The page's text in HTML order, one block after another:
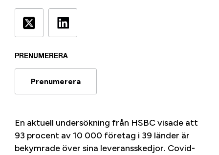
PRENUMERERA
Prenumerera
En aktuell undersökning från HSBCvisade att
93 procent av 10 000 företag i 39 länder är
bekymrade över sina leveransskedjor. Covid-